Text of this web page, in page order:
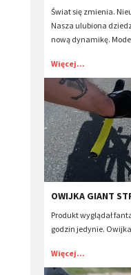
Świat się zmienia.
Nasza ulubiona
nową dynamikę.
Więcej...
OWIJKA GIANT
Produkt wyglądał
godzin jedynie.
Więcej...